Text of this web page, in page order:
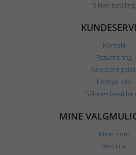
Sikker betaling
Kontakt
Returnering
Fortryd køb
Således bestiller
MINE
Mine sider
Bestil nu